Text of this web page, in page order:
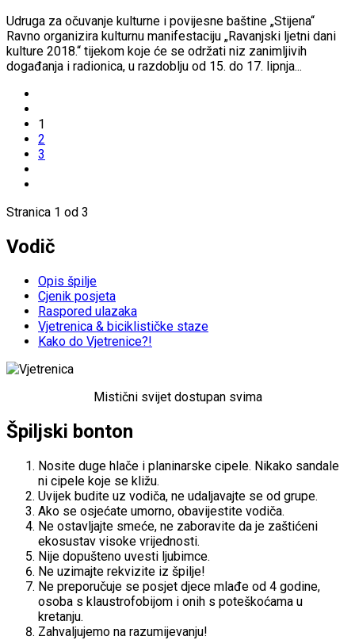
Udruga za očuvanje kulturne i povijesne baštine „Stijena“
Ravno organizira kulturnu manifestaciju „Ravanjski ljetni dani
kulture 2018.“ tijekom koje će se održati niz zanimljivih
događanja i radionica, u razdoblju od 15. do 17. lipnja...
1
2
3
Stranica 1 od 3
Vodič
Opis špilje
Cjenik posjeta
Raspored ulazaka
Vjetrenica & biciklističke staze
Kako do Vjetrenice?!
Mistični svijet dostupan svima
Špiljski bonton
Nosite duge hlače i planinarske cipele. Nikako sandale
ni cipele koje se kližu.
Uvijek budite uz vodiča, ne udaljavajte se od grupe.
Ako se osjećate umorno, obavijestite vodiča.
Ne ostavljajte smeće, ne zaboravite da je zaštićeni
ekosustav visoke vrijednosti.
Nije dopušteno uvesti ljubimce.
Ne uzimajte rekvizite iz špilje!
Ne preporučuje se posjet djece mlađe od 4 godine,
osoba s klaustrofobijom i onih s poteškoćama u
kretanju.
Zahvaljujemo na razumijevanju!